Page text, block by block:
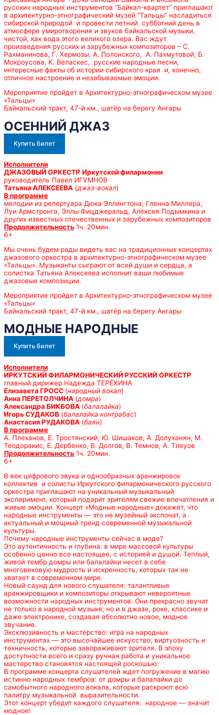
русских народных инструментов “Байкал-квартет” приглашают
в архитектурно-этнографический музей “Тальцы” насладиться
сибирской природой и провести летний субботний день в
атмосфере умиротворения и звуков байкальской музыки,
чистой, как вода этого великого озера. Вас ждут
произведения русских и зарубежных композиторов – С.
Рахманинова, Г. Хермозы, А. Полонского, А. Пахмутовой, Б.
Мокроусова, К. Веласкес, русские народные песни,
интересные факты об истории сибирского края и, конечно,
отличное настроение и незабываемые эмоции.
Мероприятие пройдет в Архитектурно-этнографическом музее
«Тальцы»
Байкальский тракт, 47-й км., шатёр на берегу Ангары
ОСЕННИЙ ДЖАЗ
Купить билет
Исполнители
ДЖАЗОВЫЙ ОРКЕСТР Иркутской филармонии
руководитель Павел ИГУМНОВ
Татьяна АЛЕКСЕЕВА (джаз-вокал)
В программе
мелодии из репертуара Дюка Эллингтона, Гленна Миллера,
Луи Армстронга, Эллы Фицджеральд, Алексея Подымкина и
других известных отечественных и зарубежных композиторов
Продолжительность 1ч. 20мин.
6+
Мы очень будем рады видеть вас на традиционных концертах
джазового оркестра в архитектурно-этнографическом музее
«Тальцы». Музыканты сыграют от всей души и сердца, а
солистка Татьяна Алексеева исполнит ваши любимые
джазовые композиции.
Мероприятие пройдет в Архитектурно-этнографическом музее
«Тальцы»
Байкальский тракт, 47-й км., шатёр на берегу Ангары
МОДНЫЕ НАРОДНЫЕ
Купить билет
Исполнители
ИРКУТСКИЙ ФИЛАРМОНИЧЕСКИЙ РУССКИЙ ОРКЕСТР
главный дирижер Надежда ТЕРЁХИНА
Елизавета ГРОСС (народный вокал)
Анна ПЕРЕТОЛЧИНА (домра)
Александра БИКБОВА (балалайка)
Игорь СУДАКОВ (балалайка контрабас)
Анастасия РУДАКОВА (баян)
В программе
А. Плеханов, Е. Тростянский, Ю. Шишаков, А. Долуханян, М.
Теодоракис, Е. Дербенко, В. Долгов, В. Темнов, А. Тлеуов
Продолжительность 1ч. 20мин.
6+
В век цифрового звука и однообразных аранжировок
коллектив и солисты Иркутского филармонического русского
оркестра приглашают на уникальный музыкальный
эксперимент, который подарит зрителям свежие впечатления и
живые эмоции. Концерт «Модные народные» докажет, что
народные инструменты — это не музейный экспонат, а
актуальный и мощный тренд современной музыкальной
культуры.
Почему народные инструменты сейчас в моде?
Это аутентичность и глубина: в мире массовой культуры
особенно ценно все настоящее, с историей и душой. Теплый,
живой тембр домры или балалайки несет в себе
многовековую мудрость и искренность, которых так не
хватает в современном мире.
Новый саунд для нового слушателя: талантливые
аранжировщики и композиторы открывают невероятные
возможности народных инструментов. Они прекрасно звучат
не только в народной музыке, но и в джазе, роке, классике и
даже электронике, создавая абсолютно новое, модное
звучание.
Эксклюзивность и мастерство: игра на народных
инструментах — это высочайшее искусство, виртуозность и
техничность, которые завораживают зрителя. В эпоху
доступности всего и сразу ручная работа и уникальное
мастерство становятся настоящей роскошью.
В программе концерта слушателей ждет погружение в магию
истинно народных тембров: от домры и балалайки до
самобытного народного вокала, которые раскроют всю
палитру музыкальной выразительности.
Этот концерт убедит каждого слушателя: народное — значит
модное!